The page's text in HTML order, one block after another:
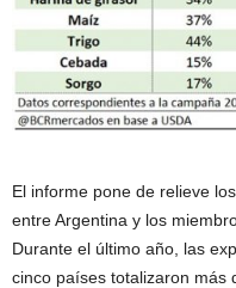
El informe pone de relieve
entre Argentina y los
Durante el último año, las
cinco países totalizaron más